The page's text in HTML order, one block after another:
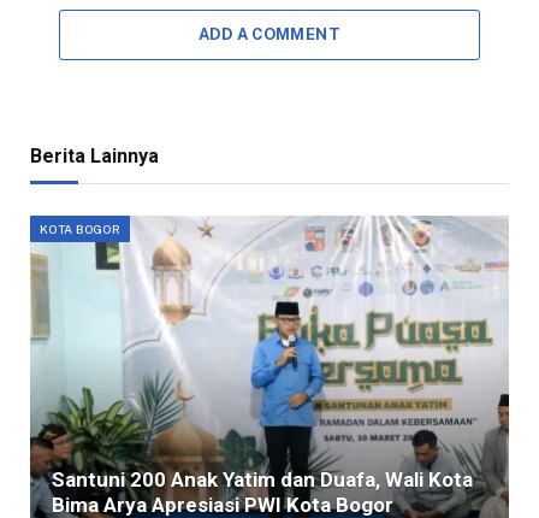
ADD A COMMENT
Berita Lainnya
KOTA BOGOR
Santuni 200 Anak Yatim dan Duafa, Wali Kota
Bima Arya Apresiasi PWI Kota Bogor